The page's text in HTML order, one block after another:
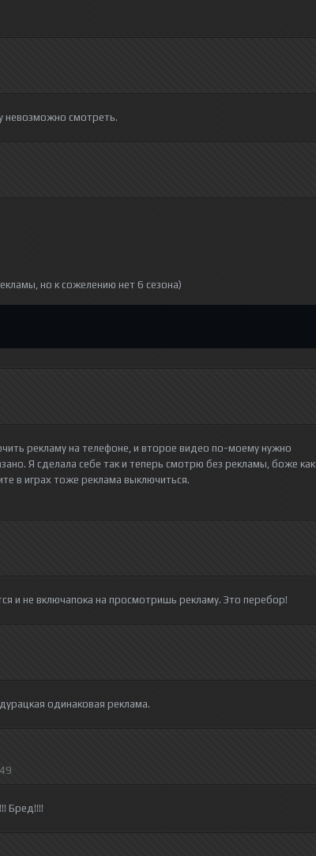
невозможно смотреть.
но к сожелению нет 6 сезона)
рекламу на телефоне, и второе видео по-моему нужно
Я сделала себе так и теперь смотрю без рекламы, боже как
в играх тоже реклама выключиться.
и не включапока на просмотришь рекламу. Это перебор!
одинаковая реклама.
Бред!!!!